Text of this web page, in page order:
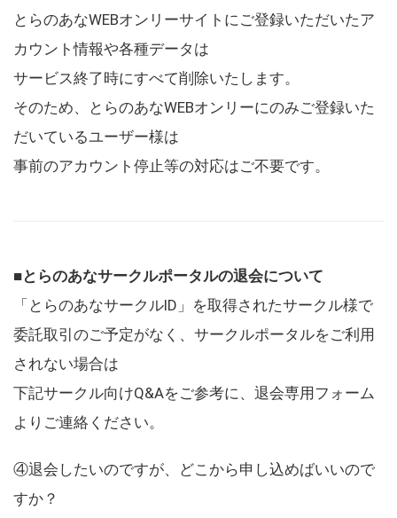
とらのあなWEBオンリーサイトにご登録いただいたア
カウント情報や各種データは
サービス終了時にすべて削除いたします。
そのため、とらのあなWEBオンリーにのみご登録いた
だいているユーザー様は
事前のアカウント停止等の対応はご不要です。
■とらのあなサークルポータルの退会について
「とらのあなサークルID」を取得されたサークル様で
委託取引のご予定がなく、サークルポータルをご利用
されない場合は
下記サークル向けQ&Aをご参考に、退会専用フォーム
よりご連絡ください。
④退会したいのですが、どこから申し込めばいいので
すか？